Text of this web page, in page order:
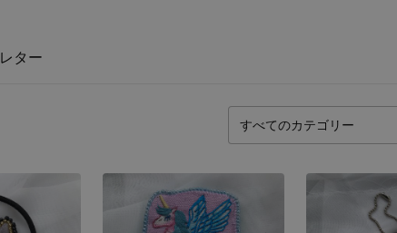
レター